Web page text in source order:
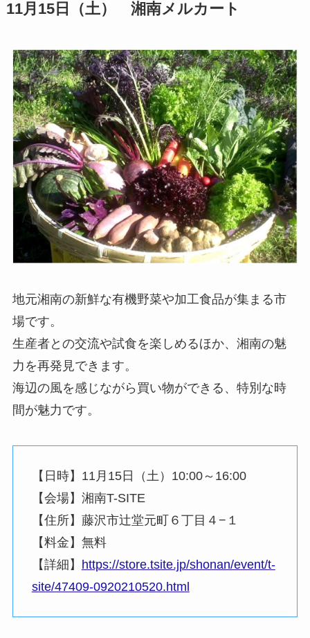
11月15日（土） 湘南メルカート
地元湘南の新鮮な有機野菜や加工食品が集まる市
場です。
生産者との交流や試食を楽しめるほか、湘南の魅
力を再発見できます。
海辺の風を感じながら買い物ができる、特別な時
間が魅力です。
【日時】11月15日（土）10:00～16:00
【会場】湘南T-SITE
【住所】藤沢市辻堂元町６丁目４−１
【料金】無料
【詳細】
https://store.tsite.jp/shonan/event/t-
site/47409-0920210520.html